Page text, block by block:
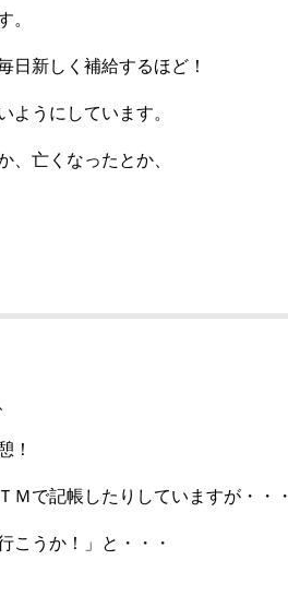
。
日新しく補給するほど！
ようにしています。
、亡くなったとか、
！
Ｍで記帳したりしていますが・・・
こうか！」と・・・